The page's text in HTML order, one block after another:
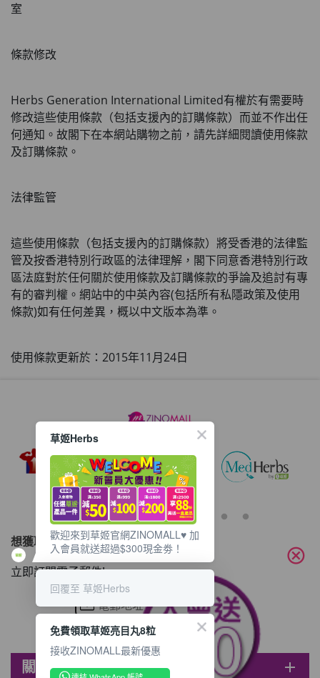
室
條款修改
Herbs Generation International Limited有權於有需要時
修改這些使用條款（包括支援內的訂購條款）而並不作出任
何通知。故閣下在本網站購物之前，請先詳細閱讀使用條款
及訂購條款。
法律監管
這些使用條款（包括支援內的訂購條款）將受香港的法律監
管及按香港特別行政區的法律理解，閣下同意香港特別行政
區法庭對於任何關於使用條款及訂購條款的爭論及追討有專
有的審判權。網站中的中英內容(包括所有私隱政策及使用
條款)如有任何差異，概以中文版本為準。
使用條款更新於： 2015年11月24日
想獲取最新的優惠資訊？
立即訂閱電子郵件!
關於ZINOMALL add
cancel
草姬Herbs
歡迎來到草姬官網ZINOMALL♥️ 加
入會員就送超過$300現金劵！
回覆至 草姬Herbs
免費領取草姬亮目丸8粒
接收ZINOMALL最新優惠